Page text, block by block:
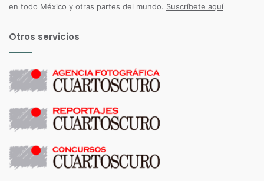
en todo México y otras partes del mundo. Suscríbete aquí
Otros servicios